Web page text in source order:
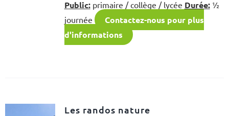
Public:primaire / collège / lycée Durée:½
journée
Contactez-nous pour plus
d'informations
Les randos nature